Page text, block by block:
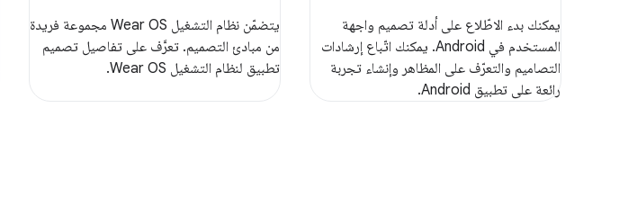
يمكنك بدء الاطّلاع على أدلة تصميم واجهة
المستخدم في Android. يمكنك اتّباع إرشادات
التصاميم والتعرّف على المظاهر وإنشاء تجربة
رائعة على تطبيق Android.
يتضمّن نظام التشغيل Wear OS مجموعة فريدة
من مبادئ التصميم. تعرَّف على تفاصيل تصميم
تطبيق لنظام التشغيل Wear OS.